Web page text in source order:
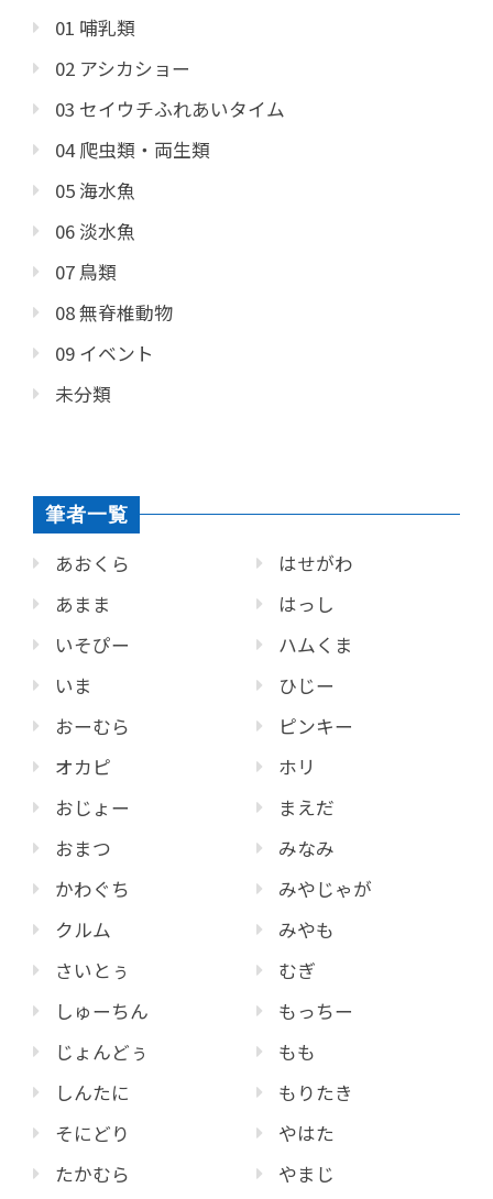
01 哺乳類
02 アシカショー
03 セイウチふれあいタイム
04 爬虫類・両生類
05 海水魚
06 淡水魚
07 鳥類
08 無脊椎動物
09 イベント
未分類
筆者一覧
あおくら
あまま
いそぴー
いま
おーむら
オカピ
おじょー
おまつ
かわぐち
クルム
さいとぅ
しゅーちん
じょんどぅ
しんたに
そにどり
たかむら
はせがわ
はっし
ハムくま
ひじー
ピンキー
ホリ
まえだ
みなみ
みやじゃが
みやも
むぎ
もっちー
もも
もりたき
やはた
やまじ